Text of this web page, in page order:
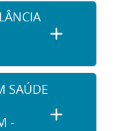
SAÚDE
-